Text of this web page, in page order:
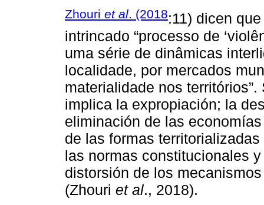
Zhouri et al. (2018:11) dicen
intrincado “processo de
uma série de dinâmicas
localidade, por mercados
materialidade nos
implica la expropiación; la
eliminación de las
de las formas
las normas constitucionales
distorsión de los
(Zhouri et al., 2018).